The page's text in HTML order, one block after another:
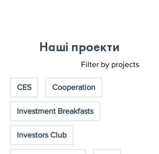
Наші проекти
Filter by projects
CES Cooperation
Investment Breakfasts
Investors Club